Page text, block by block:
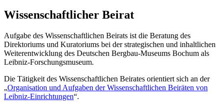
Wissenschaftlicher Beirat
Aufgabe des Wissenschaftlichen Beirats ist die Beratung des
Direktoriums und Kuratoriums bei der strategischen und inhaltlichen
Weiterentwicklung des Deutschen Bergbau-Museums Bochum als
Leibniz-Forschungsmuseum.
Die Tätigkeit des Wissenschaftlichen Beirates orientiert sich an der
„Organisation und Aufgaben der Wissenschaftlichen Beiräten von
Leibniz-Einrichtungen“.